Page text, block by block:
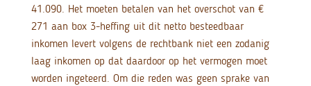
41.090. Het moeten betalen van het overschot van €
271 aan box 3-heffing uit dit netto besteedbaar
inkomen levert volgens de rechtbank niet een zodanig
laag inkomen op dat daardoor op het vermogen moet
worden ingeteerd. Om die reden was geen sprake van